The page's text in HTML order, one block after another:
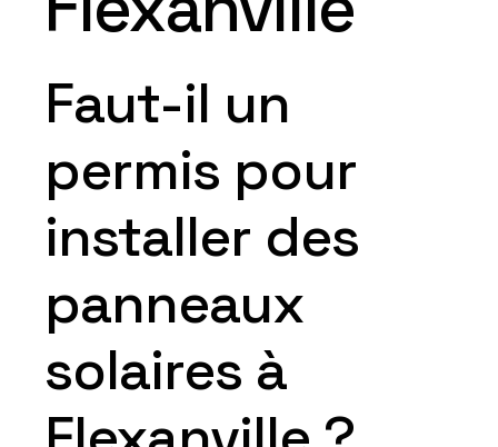
Faut-il un
permis pour
installer des
panneaux
solaires à